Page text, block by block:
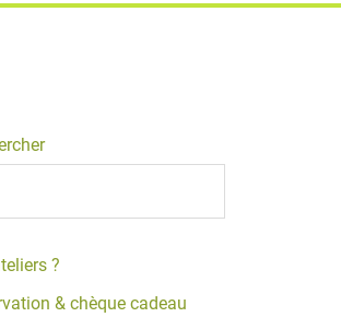
?
& chèque cadeau